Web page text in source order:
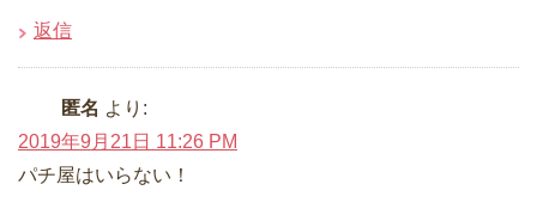
返信
匿名 より:
2019年9月21日 11:26 PM
パチ屋はいらない！